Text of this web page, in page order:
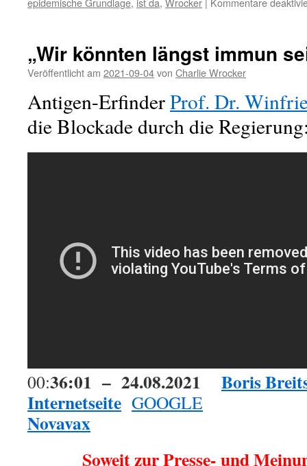
„Wir könnten längst immun
Veröffentlicht am 2021-09-04von Charlie Wrocker
Antigen-ErfinderProf. Dr.
die Blockade durch die
00:36:01 – 24.08.2021 Boris
Internetseite GOOGLE
Novavax
Soweit zur Presse- und